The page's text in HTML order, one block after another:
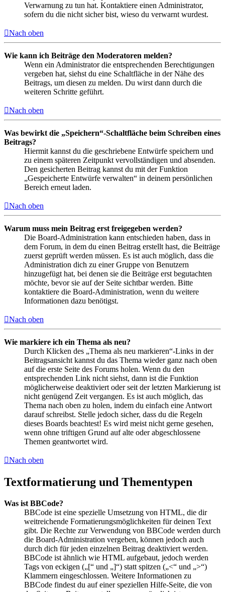
Verwarnung zu tun hat. Kontaktiere einen Administrator,
sofern du die nicht sicher bist, wieso du verwarnt wurdest.
Nach oben
Wie kann ich Beiträge den Moderatoren melden?
Wenn ein Administrator die entsprechenden Berechtigungen
vergeben hat, siehst du eine Schaltfläche in der Nähe des
Beitrags, um diesen zu melden. Du wirst dann durch die
weiteren Schritte geführt.
Nach oben
Was bewirkt die „Speichern“-Schaltfläche beim Schreiben eines
Beitrags?
Hiermit kannst du die geschriebene Entwürfe speichern und
zu einem späteren Zeitpunkt vervollständigen und absenden.
Den gesicherten Beitrag kannst du mit der Funktion
„Gespeicherte Entwürfe verwalten“ in deinem persönlichen
Bereich erneut laden.
Nach oben
Warum muss mein Beitrag erst freigegeben werden?
Die Board-Administration kann entschieden haben, dass in
dem Forum, in dem du einen Beitrag erstellt hast, die Beiträge
zuerst geprüft werden müssen. Es ist auch möglich, dass die
Administration dich zu einer Gruppe von Benutzern
hinzugefügt hat, bei denen sie die Beiträge erst begutachten
möchte, bevor sie auf der Seite sichtbar werden. Bitte
kontaktiere die Board-Administration, wenn du weitere
Informationen dazu benötigst.
Nach oben
Wie markiere ich ein Thema als neu?
Durch Klicken des „Thema als neu markieren“-Links in der
Beitragsansicht kannst du das Thema wieder ganz nach oben
auf die erste Seite des Forums holen. Wenn du den
entsprechenden Link nicht siehst, dann ist die Funktion
möglicherweise deaktiviert oder seit der letzten Markierung ist
nicht genügend Zeit vergangen. Es ist auch möglich, das
Thema nach oben zu holen, indem du einfach eine Antwort
darauf schreibst. Stelle jedoch sicher, dass du die Regeln
dieses Boards beachtest! Es wird meist nicht gerne gesehen,
wenn ohne triftigen Grund auf alte oder abgeschlossene
Themen geantwortet wird.
Nach oben
Textformatierung und Thementypen
Was ist BBCode?
BBCode ist eine spezielle Umsetzung von HTML, die dir
weitreichende Formatierungsmöglichkeiten für deinen Text
gibt. Die Rechte zur Verwendung von BBCode werden durch
die Board-Administration vergeben, können jedoch auch
durch dich für jeden einzelnen Beitrag deaktiviert werden.
BBCode ist ähnlich wie HTML aufgebaut, jedoch werden
Tags von eckigen („[“ und „]“) statt spitzen („<“ und „>“)
Klammern eingeschlossen. Weitere Informationen zu
BBCode findest du auf einer speziellen Hilfe-Seite, die von